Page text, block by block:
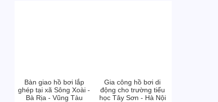
Bàn giao hồ bơi lắp
ghép tại xã Sông Xoài -
Bà Rịa - Vũng Tàu
Gia công hồ bơi di
động cho trường tiểu
học Tây Sơn - Hà Nội